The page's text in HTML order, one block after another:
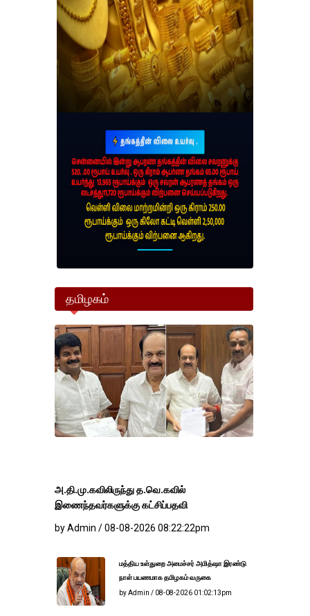
தமிழகம்
அ.தி.மு.கவிலிருந்து த.வெ.கவில்
இணைந்தவர்களுக்கு கட்சிப்பதவி
by Admin / 08-08-2026 08:22:22pm
மத்திய உள்துறை அமைச்சர் அமித்ஷா இரண்டு
நாள் பயணமாக தமிழகம் வருகை
by Admin / 08-08-2026 01:02:13pm